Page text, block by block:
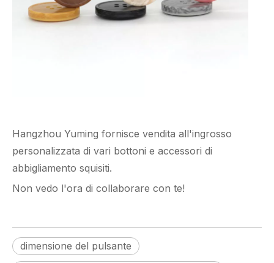
Hangzhou Yuming fornisce vendita all'ingrosso
personalizzata di vari bottoni e accessori di
abbigliamento squisiti.
Non vedo l'ora di collaborare con te!
dimensione del pulsante